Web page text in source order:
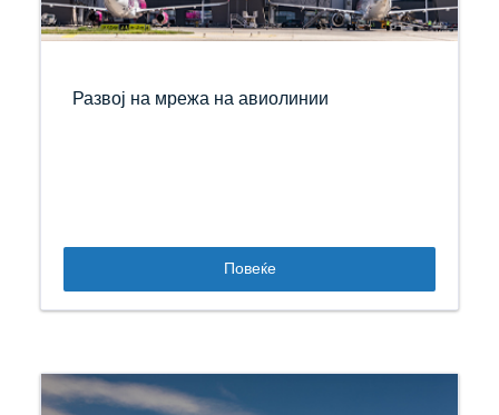
Развој на мрежа на авиолинии
Повеќе